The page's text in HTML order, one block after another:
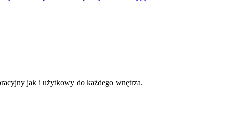
jak i użytkowy do każdego wnętrza.